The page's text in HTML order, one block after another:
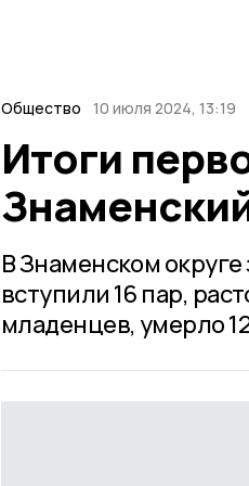
Общество 10 июля 2024, 13:19
Итоги
В Знаменском
вступили 16 пар,
младенцев, умерло